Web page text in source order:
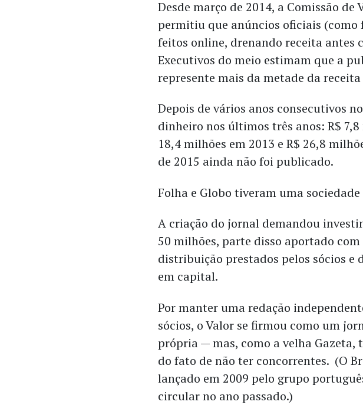
Desde março de 2014, a Comissão de
permitiu que anúncios oficiais (como
feitos online, drenando receita antes
Executivos do meio estimam que a
represente mais da metade da
Depois de vários anos consecutivos
dinheiro nos últimos três anos: R$ 7,8
18,4 milhões em 2013 e R$ 26,8
de 2015 ainda não foi publicado.
Folha e Globo tiveram uma
A criação do jornal demandou
50 milhões, parte disso aportado com
distribuição prestados pelos sócios e
em capital.
Por manter uma redação
sócios, o Valor se firmou como um
própria — mas, como a velha Gazeta,
do fato de não ter concorrentes. (O
lançado em 2009 pelo grupo
circular no ano passado.)